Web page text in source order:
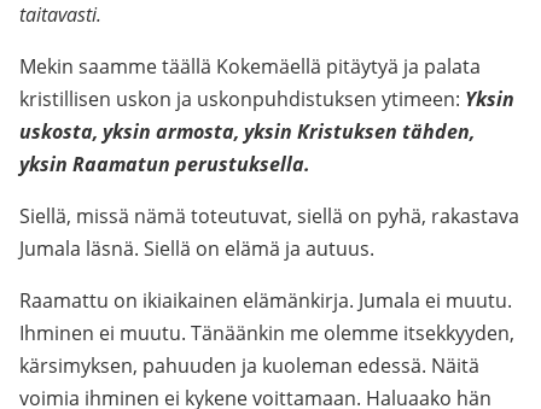
taitavasti.
Mekin saamme täällä Kokemäellä pitäytyä ja palata
kristillisen uskon ja uskonpuhdistuksen ytimeen: Yksin
uskosta, yksin armosta, yksin Kristuksen tähden,
yksin Raamatun perustuksella.
Siellä, missä nämä toteutuvat, siellä on pyhä, rakastava
Jumala läsnä. Siellä on elämä ja autuus.
Raamattu on ikiaikainen elämänkirja. Jumala ei muutu.
Ihminen ei muutu. Tänäänkin me olemme itsekkyyden,
kärsimyksen, pahuuden ja kuoleman edessä. Näitä
voimia ihminen ei kykene voittamaan. Haluaako hän